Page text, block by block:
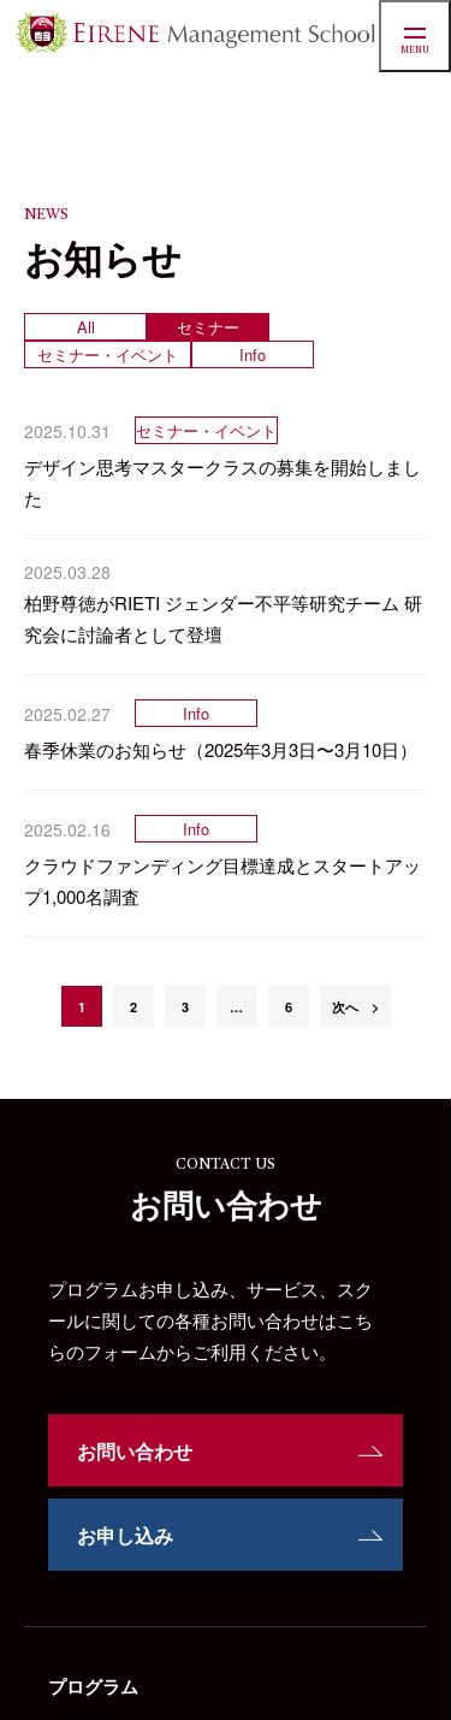
MENU
NEWS
お知らせ
All
セミナー
セミナー・イベント
Info
2025.10.31 セミナー・イベント
デザイン思考マスタークラスの募集を開始しまし
た
2025.03.28
柏野尊徳がRIETI ジェンダー不平等研究チーム 研
究会に討論者として登壇
2025.02.27 Info
春季休業のお知らせ（2025年3月3日〜3月10日）
2025.02.16 Info
クラウドファンディング目標達成とスタートアッ
プ1,000名調査
1 2 3 … 6 次へ >
CONTACT US
お問い合わせ
プログラムお申し込み、サービス、スク
ールに関しての各種お問い合わせはこち
らのフォームからご利用ください。
お問い合わせ
お申し込み
プログラム